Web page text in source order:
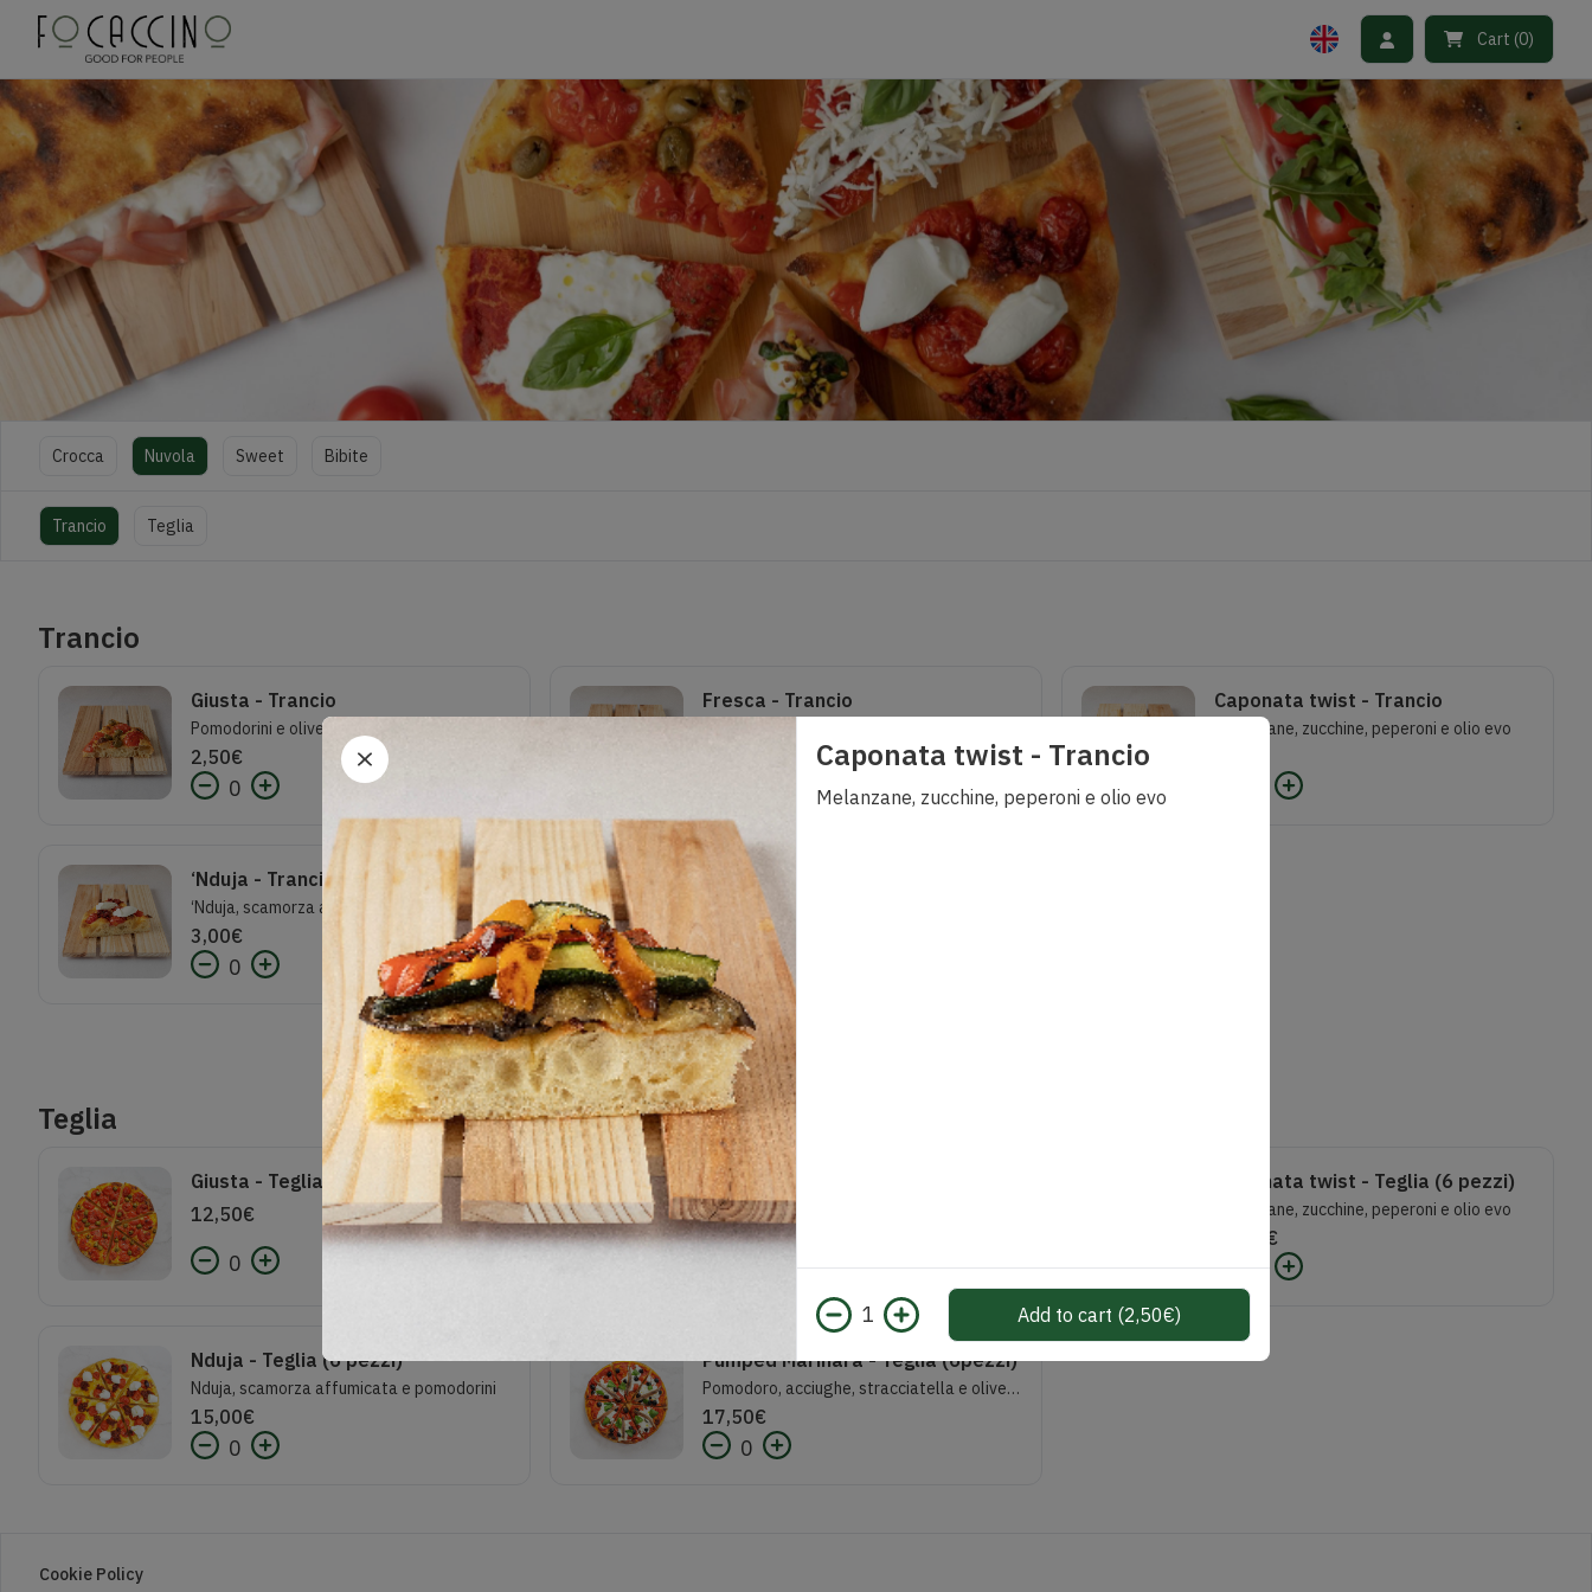
Cart (0)
Crocca Nuvola Sweet Bibite
Trancio Teglia
Trancio
Giusta - Trancio
Pomodorini e olive
2,50€
0
Fresca - Trancio Caponata twist - Trancio
Melanzane, zucchine, peperoni e olio evo
‘Nduja - Trancio
‘Nduja, scamorza affumicata e pomodorini
3,00€
0
Pumped Marinara - Trancio
3,50 €
Teglia
Giusta - Teglia (6pezzi)
12,50€
0
Fresca - Teglia (6 pezzi)
Pomodoro, stracciatella e basilico
12,50€
Caponata twist - Teglia (6 pezzi)
Melanzane, zucchine, peperoni e olio evo
€
0
Nduja - Teglia (6 pezzi)
Nduja, scamorza affumicata e pomodorini
15,00€
0
Pumped Marinara - Teglia (6pezzi)
Pomodoro, acciughe, stracciatella e olive nere
17,50€
0
Cookie Policy
Caponata twist - Trancio
Melanzane, zucchine, peperoni e olio evo
1 Add to cart (2,50€)